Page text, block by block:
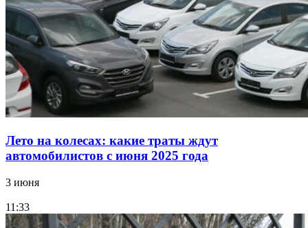
Лето на колесах: какие траты ждут
автомобилистов с июня 2025 года
3 июня
11:33